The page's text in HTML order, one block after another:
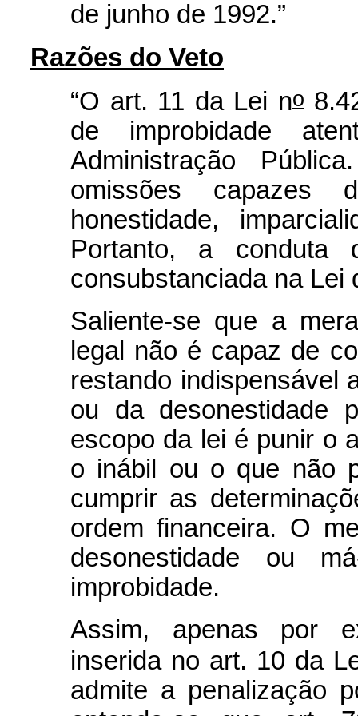
de junho de 1992.”
Razões do Veto
“O art. 11 da Lei no
de improbidade
Administração
omissões
honestidade,
Portanto, a
consubstanciada na Lei
Saliente-se que a
legal não é capaz de
restando indispensável
ou da desonestidade
escopo da lei é punir o
o inábil ou o que não
cumprir as
ordem financeira. O
desonestidade ou
improbidade.
Assim, apenas por
inserida no art. 10 da
admite a penalização